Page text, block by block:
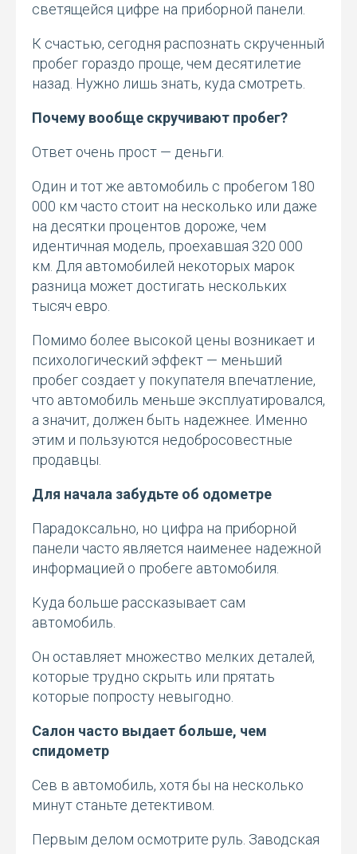
светящейся цифре на приборной панели.
К счастью, сегодня распознать скрученный
пробег гораздо проще, чем десятилетие
назад. Нужно лишь знать, куда смотреть.
Почему вообще скручивают пробег?
Ответ очень прост — деньги.
Один и тот же автомобиль с пробегом 180
000 км часто стоит на несколько или даже
на десятки процентов дороже, чем
идентичная модель, проехавшая 320 000
км. Для автомобилей некоторых марок
разница может достигать нескольких
тысяч евро.
Помимо более высокой цены возникает и
психологический эффект — меньший
пробег создает у покупателя впечатление,
что автомобиль меньше эксплуатировался,
а значит, должен быть надежнее. Именно
этим и пользуются недобросовестные
продавцы.
Для начала забудьте об одометре
Парадоксально, но цифра на приборной
панели часто является наименее надежной
информацией о пробеге автомобиля.
Куда больше рассказывает сам
автомобиль.
Он оставляет множество мелких деталей,
которые трудно скрыть или прятать
которые попросту невыгодно.
Салон часто выдает больше, чем
спидометр
Сев в автомобиль, хотя бы на несколько
минут станьте детективом.
Первым делом осмотрите руль. Заводская